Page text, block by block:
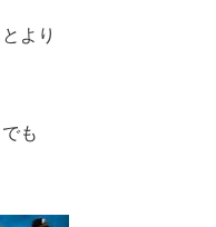
より
も